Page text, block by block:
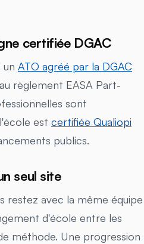
certifiée DGAC
ATO agréé par la DGAC
règlement EASA Part-
sont
est certifiée Qualiopi
publics.
seul site
restez avec la même équipe
d'école entre les
méthode. Une progression